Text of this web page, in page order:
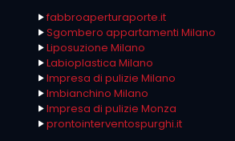
fabbroaperturaporte.it
Sgombero appartamenti Milano
Liposuzione Milano
Labioplastica Milano
Impresa di pulizie Milano
Imbianchino Milano
Impresa di pulizie Monza
prontointerventospurghi.it